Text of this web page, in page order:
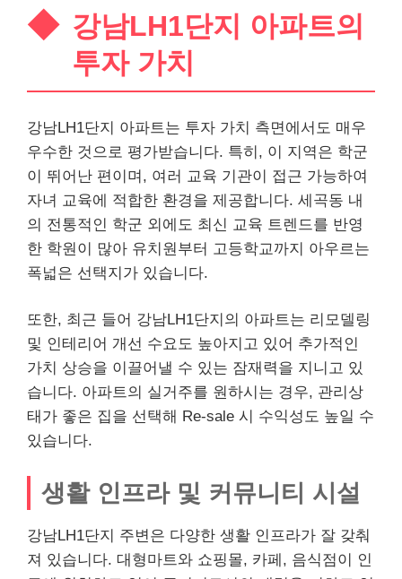
강남LH1단지 아파트의
투자 가치
강남LH1단지 아파트는 투자 가치 측면에서도 매우
우수한 것으로 평가받습니다. 특히, 이 지역은 학군
이 뛰어난 편이며, 여러 교육 기관이 접근 가능하여
자녀 교육에 적합한 환경을 제공합니다. 세곡동 내
의 전통적인 학군 외에도 최신 교육 트렌드를 반영
한 학원이 많아 유치원부터 고등학교까지 아우르는
폭넓은 선택지가 있습니다.
또한, 최근 들어 강남LH1단지의 아파트는 리모델링
및 인테리어 개선 수요도 높아지고 있어 추가적인
가치 상승을 이끌어낼 수 있는 잠재력을 지니고 있
습니다. 아파트의 실거주를 원하시는 경우, 관리상
태가 좋은 집을 선택해 Re-sale 시 수익성도 높일 수
있습니다.
생활 인프라 및 커뮤니티 시설
강남LH1단지 주변은 다양한 생활 인프라가 잘 갖춰
져 있습니다. 대형마트와 쇼핑몰, 카페, 음식점이 인